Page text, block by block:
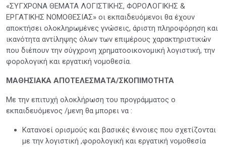
«ΣΥΓΧΡΟΝΑ ΘΕΜΑΤΑ ΛΟΓΙΣΤΙΚΗΣ, ΦΟΡΟΛΟΓΙΚΗΣ &
ΕΡΓΑΤΙΚΗΣ ΝΟΜΟΘΕΣΙΑΣ» οι εκπαιδευόμενοι θα έχουν
αποκτήσει ολοκληρωμένες γνώσεις, άριστη πληροφόρηση και
ικανότητα αντίληψης όλων των επιμέρους χαρακτηριστικών
που διέπουν την σύγχρονη χρηματοοικονομική λογιστική, την
φορολογική και εργατική νομοθεσία.
ΜΑΘΗΣΙΑΚΑ ΑΠΟΤΕΛΕΣΜΑΤΑ/ΣΚΟΠΙΜΟΤΗΤΑ
Με την επιτυχή ολοκλήρωση του προγράμματος ο
εκπαιδευόμενος /μενη θα μπορει να :
Κατανοεί ορισμούς και βασικές έννοιες που σχετίζονται
με την λογιστική ,φορολογική και εργατική νομοθεσία